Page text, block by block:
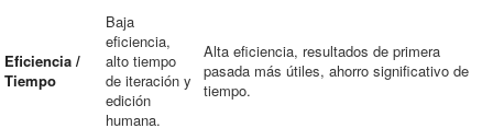
Eficiencia /
Tiempo
Baja
eficiencia,
alto tiempo
de iteración y
edición
humana.
Alta eficiencia, resultados de primera
pasada más útiles, ahorro significativo de
tiempo.